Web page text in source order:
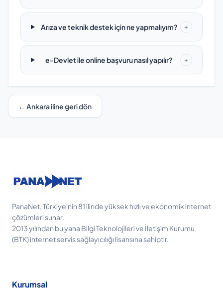
Arıza ve teknik destek için ne yapmalıyım? +
e-Devlet ile online başvuru nasıl yapılır? +
← Ankara iline geri dön
PanaNet, Türkiye'nin 81 ilinde yüksek hızlı ve ekonomik internet
çözümleri sunar.
2013 yılından bu yana Bilgi Teknolojileri ve İletişim Kurumu
(BTK) internet servis sağlayıcılığı lisansına sahiptir.
Kurumsal